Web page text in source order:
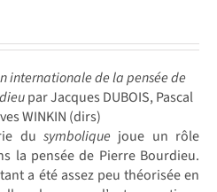
internationale de la pensée de
par Jacques DUBOIS, Pascal
WINKIN (dirs)
dusymbolique joue un rôle
la pensée de Pierre Bourdieu.
a été assez peu théorisée en